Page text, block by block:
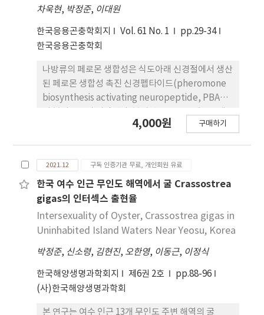
respectively. Using the Resampling
the results gained from the greenhouses, the
simulated validation of our sampling method
showed a reasonable level of precision.
피크에서 높았으며 대부분은 꽃노랑총채벌레가 차지
하였다. 흥미롭게 7-8월에 이들 총채벌레의 발생이 매
우 낮았는데 이들 주요 총채벌레 가 고온에 대한 높은
감수성으로 기인되었다. 실내 고온 노출실험은 총채
벌레들이 35°C 이상에서 고온 감수성을 보여 45°C에
서는 1시간 노출을 견디지 못하였다. 실 제로 안동지
역 7-8월 시설재배지는 최고온도가 45°C 이상을 기록
하였다. 이 가운데 꽃노랑총채벌레가 대만총채벌레에
비해 낮은 고온 감수성을 보였다. 반면에 안동 에 비해
이 시기 최고온도는 45°C 이하를 기록하였다. 조사 한
안동지역 고추에서는 TSWV (tomato spotted
wilt virus)에 의해 발병되는 바이러스병이 발생하였
대상 총 채벌레를 동시에 분석하였다. 이 결과 바이러
스 보독충 비율은 최대 30%를 기록하며 연중 지속적
으로 검출되었는데 이들 모두는 대만총채벌레로 판명
총채벌레는 고추 수확기에 최성기를 이루며 고추에
직접피해를 줄 가능성이 높으며, 대만총채벌레는 높
은 바이러스 보독율로 고추의 간접피해를 유발할 위
차욱현, 박정준, 이대원
한국응용곤충학회지 Vol. 61 No. 1
pp.29-34
한국응용곤충학회
나방류의 페로몬 생합성은 식도아래 신경절에서 생산
된 페로몬 생합성 촉진 신경펩타이드(pheromone
biosynthesis activating neuropeptide, PBAN)
의 상피세포막에 있는 PBAN 수용체와 결합하고, 신
(Maruca vitrata)의 성페로몬, PBAN과 수용체, 성
페로몬 생합성 경로를 소개한다.
4,000원 구매하기
2021.12 구독 인증기관 무료, 개인회원 유료
한국 여수 인근 무인도 해역에서 굴 Crassostrea
gigas의 인터섹스 출현율
Intersexuality of Oyster, Crassostrea gigas in
Uninhabited Island Waters Near Yeosu, Korea
박정준, 신소령, 김현진, 오한영, 이동근, 이정식
한국해양생명과학회지 제6권 2호
pp.88-96
(사)한국해양생명과학회
본 연구는 여수 인근 13개 무인도 주변 해역의 굴